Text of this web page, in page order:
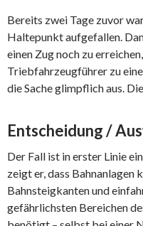
Bereits zwei Tage zuvor
Haltepunkt aufgefallen.
einen Zug noch zu
Triebfahrzeugführer zu
die Sache glimpflich aus.
Entscheidung /
Der Fall ist in erster Linie
zeigt er, dass Bahnanlagen
Bahnsteigkanten und
gefährlichsten Bereichen